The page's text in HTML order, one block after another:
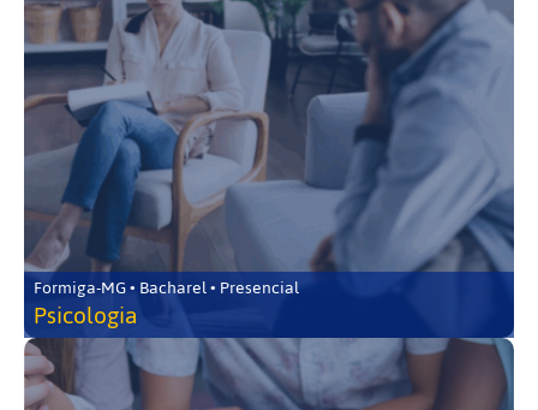
Formiga-MG • Bacharel • Presencial
Psicologia